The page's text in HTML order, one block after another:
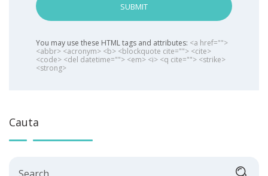
SUBMIT
You may use these HTML tags and attributes: <a href="">
<abbr> <acronym> <b> <blockquote cite=""> <cite>
<code> <del datetime=""> <em> <i> <q cite=""> <strike>
<strong>
Cauta